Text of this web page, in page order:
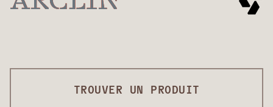
TROUVER UN PRODUIT